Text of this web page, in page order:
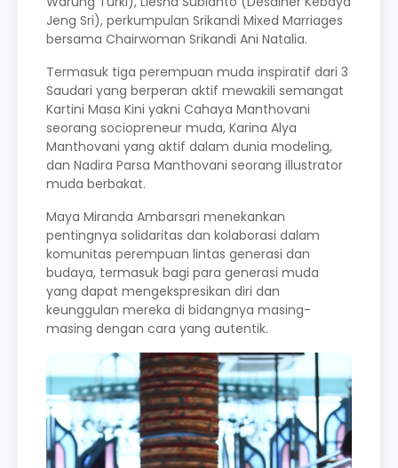
Jeng Sri), perkumpulan Srikandi Mixed Marriages
bersama Chairwoman Srikandi Ani Natalia.
Termasuk tiga perempuan muda inspiratif dari 3
Saudari yang berperan aktif mewakili semangat
Kartini Masa Kini yakni Cahaya Manthovani
seorang sociopreneur muda, Karina Alya
Manthovani yang aktif dalam dunia modeling,
dan Nadira Parsa Manthovani seorang illustrator
muda berbakat.
Maya Miranda Ambarsari menekankan
pentingnya solidaritas dan kolaborasi dalam
komunitas perempuan lintas generasi dan
budaya, termasuk bagi para generasi muda
yang dapat mengekspresikan diri dan
keunggulan mereka di bidangnya masing-
masing dengan cara yang autentik.